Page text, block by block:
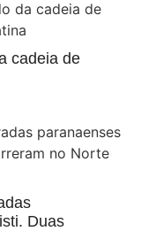
cadeia de
Duas